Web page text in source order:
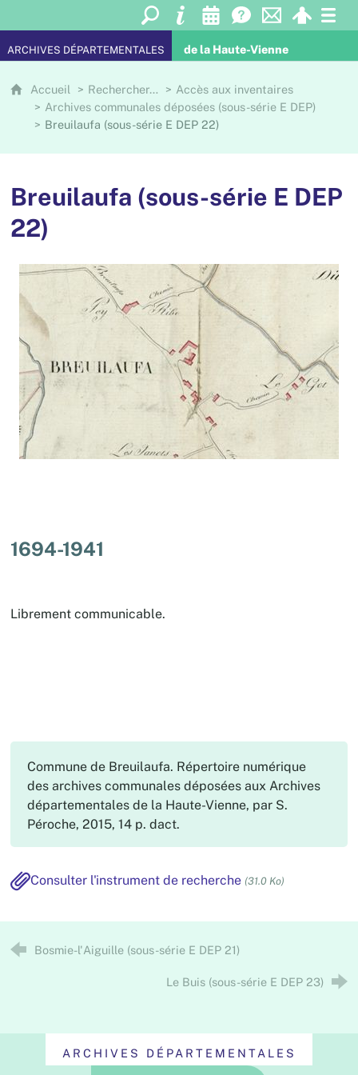
ARCHIVES DÉPARTEMENTALES de la Haute-Vienne
Accueil Rechercher…
Accès aux inventaires
Archives communales déposées (sous-série E DEP)
Breuilaufa (sous-série E DEP 22)
Breuilaufa (sous-série E DEP
22)
1694-1941
Librement communicable.
Commune de Breuilaufa. Répertoire numérique
des archives communales déposées aux Archives
départementales de la Haute-Vienne, par S.
Péroche, 2015, 14 p. dact.
Consulter l'instrument de recherche (31.0 Ko)
Bosmie-l'Aiguille (sous-série E DEP 21)
Le Buis (sous-série E DEP 23)
ARCHIVES DÉPARTEMENTALES